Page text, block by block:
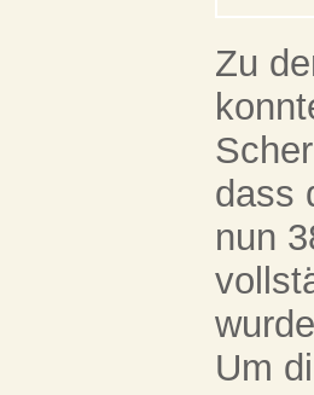
Zu
dass
nun
Um